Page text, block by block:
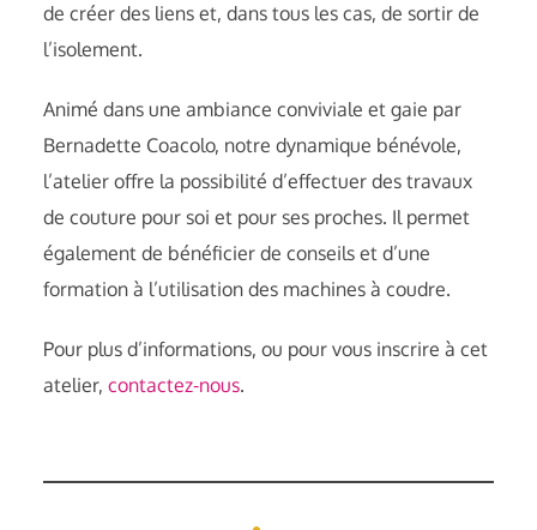
de créer des liens et, dans tous les cas, de sortir de
l’isolement.
Animé dans une ambiance conviviale et gaie par
Bernadette Coacolo, notre dynamique bénévole,
l’atelier offre la possibilité d’effectuer des travaux
de couture pour soi et pour ses proches. Il permet
également de bénéficier de conseils et d’une
formation à l’utilisation des machines à coudre.
Pour plus d’informations, ou pour vous inscrire à cet
atelier, contactez-nous.